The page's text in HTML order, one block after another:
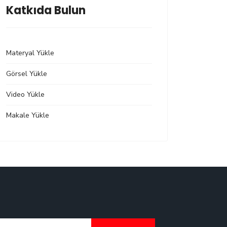
Katkıda Bulun
Materyal Yükle
Görsel Yükle
Video Yükle
Makale Yükle